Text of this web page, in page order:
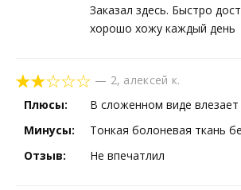
Заказал здесь. Быстро
хорошо хожу каждый день
— 2, алексей к.
Плюсы:
В сложенном виде влезает
Минусы:
Тонкая болоневая ткань
Отзыв:
Не впечатлил